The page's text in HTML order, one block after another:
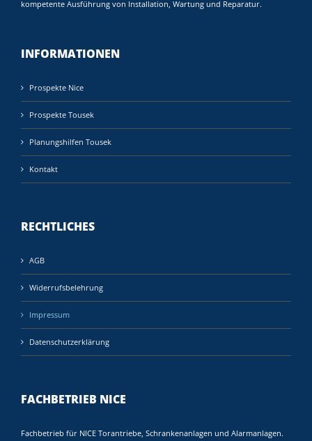
kompetente Ausführung von Installation, Wartung und Reparatur.
INFORMATIONEN
Prospekte Nice
Prospekte Tousek
Planungshilfen Tousek
Kontakt
RECHTLICHES
AGB
Widerrufsbelehrung
Impressum
Datenschutzerklärung
FACHBETRIEB NICE
Fachbetrieb für NICE Torantriebe, Schrankenanlagen und Alarmanlagen.